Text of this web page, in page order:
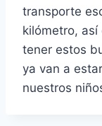
transporte
kilómetro,
tener estos
ya van a
nuestros